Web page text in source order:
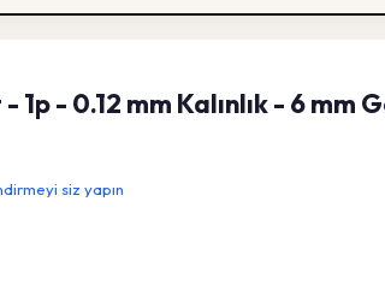
1p - 0.12 mm Kalınlık - 6 mm
siz yapın